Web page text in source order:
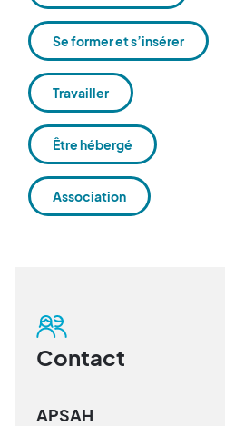
Se former et s’insérer
Travailler
Être hébergé
Association
Contact
APSAH